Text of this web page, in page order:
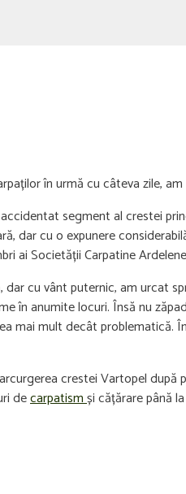
în urmă cu câteva zile,
segment al crestei
dar cu o expunere
ai Societății Carpatine
cu vânt puternic, am urcat
în anumite locuri. Însă nu
mai mult decât
crestei Vartopel
decarpatismși cățărare până